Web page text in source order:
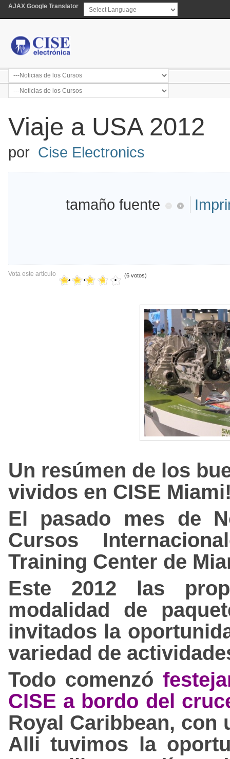
AJAX Google Translator
Viaje a USA 2012
por Cise Electronics
tamaño fuente
Vota este articulo (6 votos)
Un resúmen de los
vividos en CISE
El pasado mes de
Cursos
Training Center de
Este 2012 las
modalidad de
invitados la
variedad de
Todo comenzó
CISE a bordo del
Royal Caribbean, con
Alli tuvimos la